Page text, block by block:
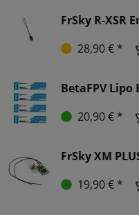
FrSky R-XSR
28,90 € *
BetaFPV Lipo
20,90 € *
FrSky XM
19,90 € *